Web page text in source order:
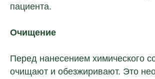
пациента.
Очищение
Перед нанесением химического
очищают и обезжиривают. Это